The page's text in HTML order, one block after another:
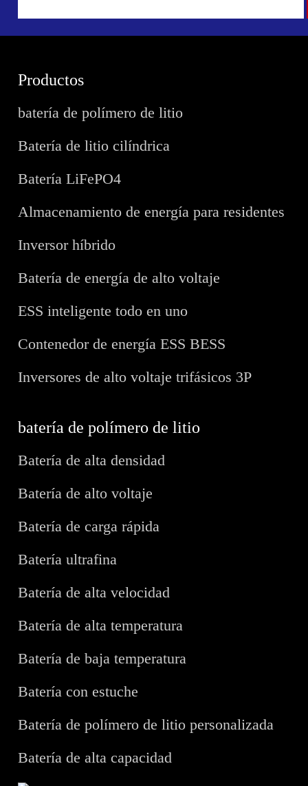
Productos
batería de polímero de litio
Batería de litio cilíndrica
Batería LiFePO4
Almacenamiento de energía para residentes
Inversor híbrido
Batería de energía de alto voltaje
ESS inteligente todo en uno
Contenedor de energía ESS BESS
Inversores de alto voltaje trifásicos 3P
batería de polímero de litio
Batería de alta densidad
Batería de alto voltaje
Batería de carga rápida
Batería ultrafina
Batería de alta velocidad
Batería de alta temperatura
Batería de baja temperatura
Batería con estuche
Batería de polímero de litio personalizada
Batería de alta capacidad